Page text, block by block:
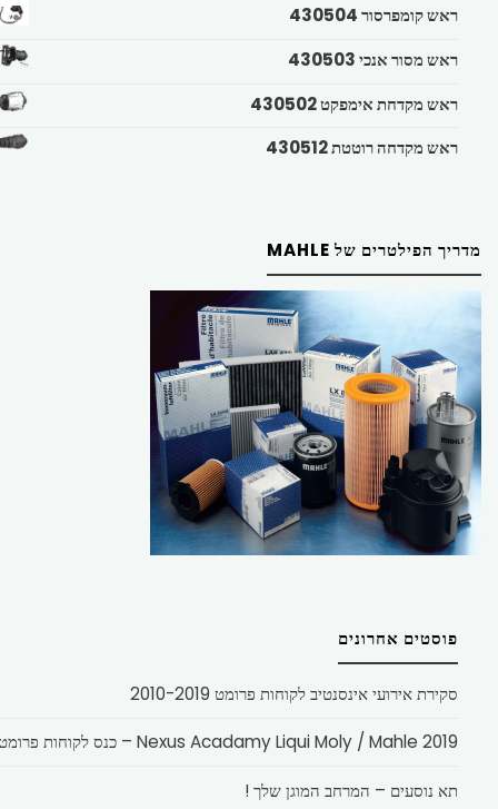
ראש קומפרסור 430504
ראש מסור אנכי 430503
ראש מקדחת אימפקט 430502
ראש מקדחה רוטטת 430512
מדריך הפילטרים של MAHLE
פוסטים אחרונים
סקירת אירועי אינסנטיב לקוחות פרומט 2010-2019
Nexus Acadamy Liqui Moly / Mahle 2019 – כנס לקוחות פרומט
תא נוסעים – המרחב המוגן שלך !